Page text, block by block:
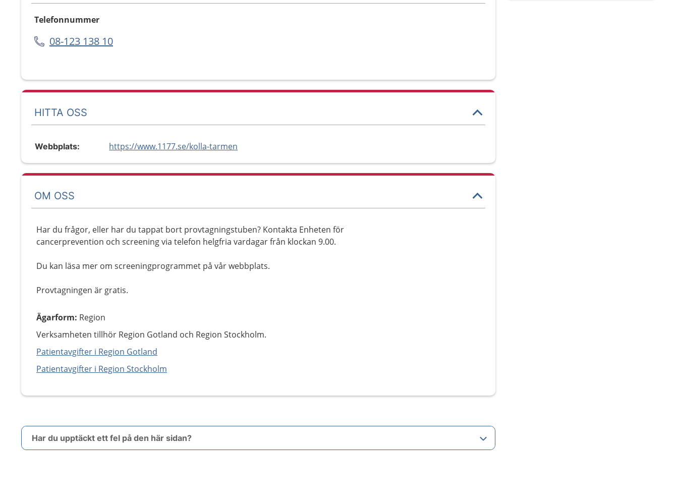
Telefonnummer
08-123 138 10
HITTA OSS
Webbplats: https://www.1177.se/kolla-tarmen
OM OSS
Har du frågor, eller har du tappat bort provtagningstuben? Kontakta Enheten för
cancerprevention och screening via telefon helgfria vardagar från klockan 9.00.
Du kan läsa mer om screeningprogrammet på vår webbplats.
Provtagningen är gratis.
Ägarform: Region
Verksamheten tillhör Region Gotland och Region Stockholm.
Patientavgifter i Region Gotland
Patientavgifter i Region Stockholm
Har du upptäckt ett fel på den här sidan?